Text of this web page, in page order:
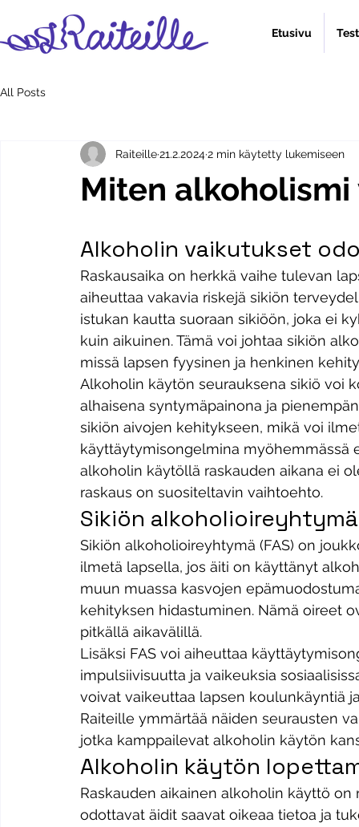
Etusivu
All Posts
Miten
Raiteille21.2.20242 min käytetty lukemiseen
Alkoholin vaikutukset
Raskausaika on herkkä vaihe tulevan
aiheuttaa vakavia riskejä sikiön
istukan kautta suoraan sikiöön, joka ei
kuin aikuinen. Tämä voi johtaa sikiön
missä lapsen fyysinen ja henkinen
Alkoholin käytön seurauksena sikiö voi
alhaisena syntymäpainona ja
sikiön aivojen kehitykseen, mikä voi
käyttäytymisongelmina myöhemmässä
alkoholin käytöllä raskauden aikana ei
raskaus on suositeltavin vaihtoehto.
Sikiön
Sikiön alkoholioireyhtymä (FAS) on
ilmetä lapsella, jos äiti on käyttänyt
muun muassa kasvojen
kehityksen hidastuminen. Nämä oireet
pitkällä aikavälillä.
Lisäksi FAS voi aiheuttaa
impulsiivisuutta ja vaikeuksia
voivat vaikeuttaa lapsen koulunkäyntiä
Raiteille ymmärtää näiden seurausten
jotka kamppailevat alkoholin käytön
Alkoholin käytön
Raskauden aikainen alkoholin käyttö
odottavat äidit saavat oikeaa tietoa ja